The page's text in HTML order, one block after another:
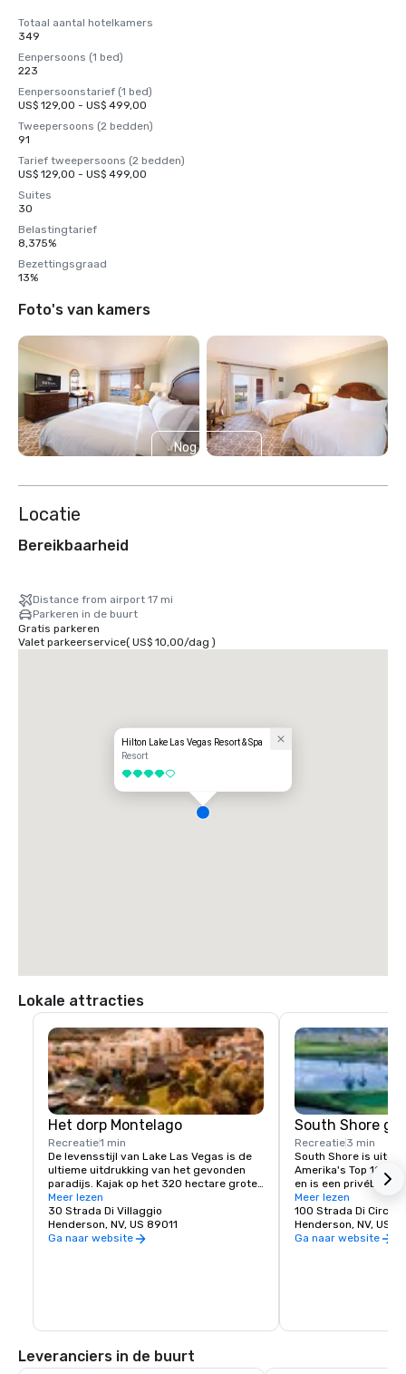
Totaal aantal hotelkamers
349
Eenpersoons (1 bed)
223
Eenpersoonstarief (1 bed)
US$ 129,00 - US$ 499,00
Tweepersoons (2 bedden)
91
Tarief tweepersoons (2 bedden)
US$ 129,00 - US$ 499,00
Suites
30
Belastingtarief
8,375%
Bezettingsgraad
13%
Foto's van kamers
Nog 4
Locatie
Bereikbaarheid
Distance from airport 17 mi
Parkeren in de buurt
Gratis parkeren
Valet parkeerservice( US$ 10,00/dag )
Hilton Lake Las Vegas Resort & Spa
Resort
4 van 5
Lokale attracties
Het dorp Montelago
Recreatie1 min
De levensstijl van Lake Las Vegas is de
ultieme uitdrukking van het gevonden
paradijs. Kajak op het 320 hectare grote
meer of ontdek het plezier van een
stand-up paddleboard. Ontspan op een
zonnige dag met een ritje op een Duffy
Boat of ervaar de opwinding van een
recreatie wacht op je!
Restaurants aan het meer bieden
Meer lezen
30 Strada Di Villaggio
Henderson, NV, US 89011
Ga naar website
South Shore
Recreatie3 min
South Shore is
Amerika's Top 100
en is een privébaan
hotel een beperkt
geboden. Met holes
water en de Las
baan uitstekend
Meer lezen
100 Strada Di Circolo
Henderson, NV, US
Ga naar website
Leveranciers in de buurt